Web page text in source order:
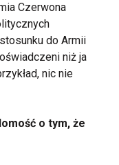
Czerwona
do Armii
niż ja
nic nie
o tym, że